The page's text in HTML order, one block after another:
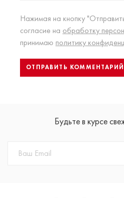
Нажимая на кнопку
согласие на обработку
принимаю политику
Будьте в курсе